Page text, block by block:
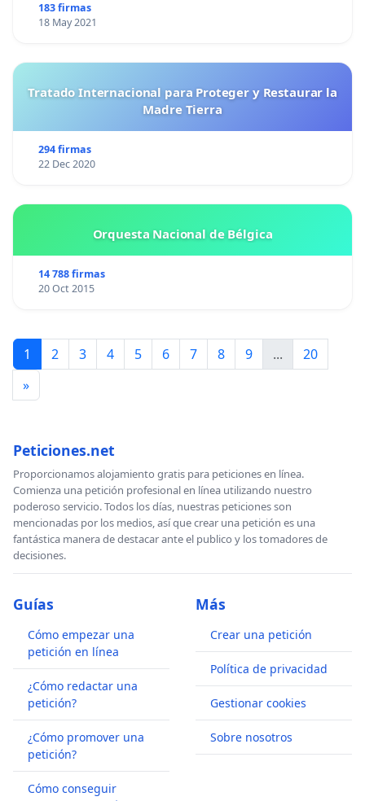
183 firmas
18 May 2021
Tratado Internacional para Proteger y Restaurar la
Madre Tierra
294 firmas
22 Dec 2020
Orquesta Nacional de Bélgica
14 788 firmas
20 Oct 2015
1 2 3 4 5 6 7 8 9 ...
20
»
Peticiones.net
Proporcionamos alojamiento gratis para peticiones en línea.
Comienza una petición profesional en línea utilizando nuestro
poderoso servicio. Todos los días, nuestras peticiones son
mencionadas por los medios, así que crear una petición es una
fantástica manera de destacar ante el publico y los tomadores de
decisiones.
Guías
Cómo empezar una
petición en línea
¿Cómo redactar una
petición?
¿Cómo promover una
petición?
Cómo conseguir
Más
Crear una petición
Política de privacidad
Gestionar cookies
Sobre nosotros